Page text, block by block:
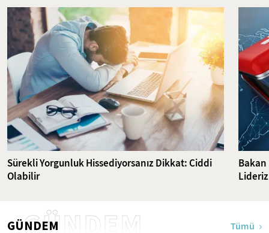
Sürekli Yorgunluk Hissediyorsanız Dikkat: Ciddi
Olabilir
Bakan
Lideriz
GÜNDEM
GÜNDEM Tümü